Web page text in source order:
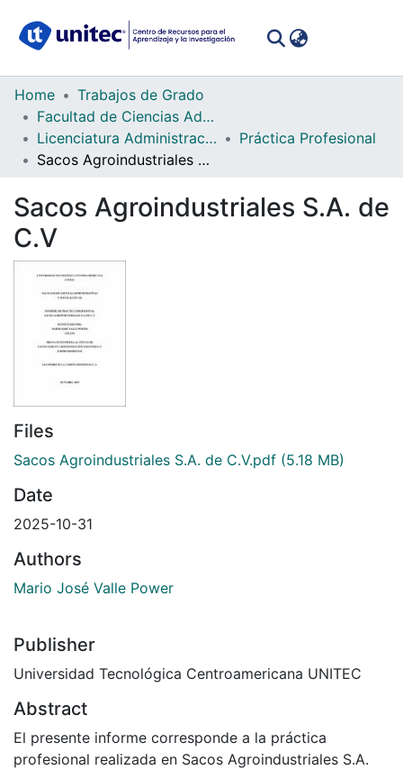
Communities
Collections
All of DSpace
Statistics
Home
Trabajos de Grado
Facultad de Ciencias Administrativas y Sociales
Licenciatura Administración Industrial y Emprendimiento
Práctica Profesional
Sacos Agroindustriales S.A. de C.V
Sacos Agroindustriales S.A. de
C.V
Files
Sacos Agroindustriales S.A. de C.V.pdf (5.18 MB)
Date
2025-10-31
Authors
Mario José Valle Power
Publisher
Universidad Tecnológica Centroamericana UNITEC
Abstract
El presente informe corresponde a la práctica
profesional realizada en Sacos Agroindustriales S.A.